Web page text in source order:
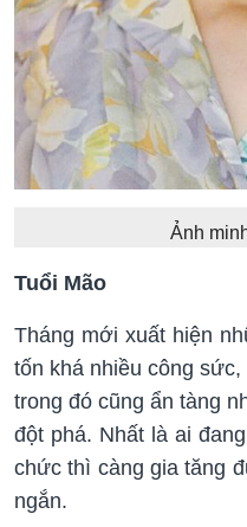
Ảnh
Tuổi Mão
Tháng mới xuất hiện
tốn khá nhiều công
trong đó cũng ẩn tàng
đột phá. Nhất là ai
chức thì càng gia tăng
ngắn.